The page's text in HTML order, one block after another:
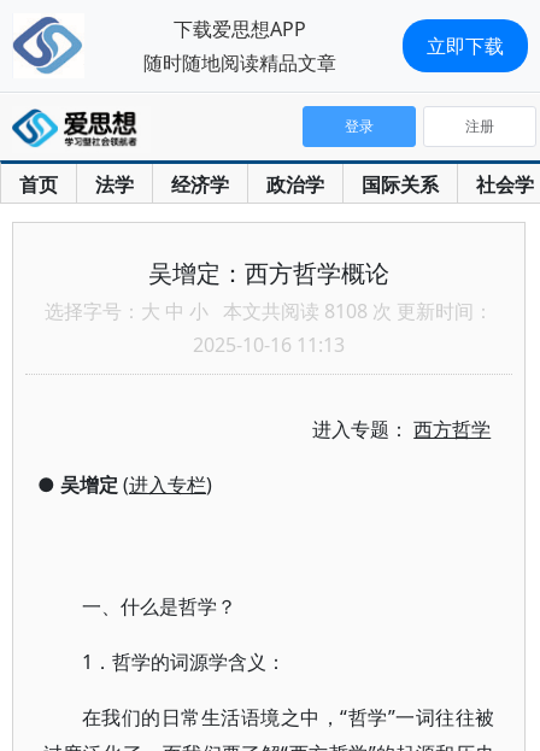
首页 法学 经济学 政治学 国际关系 社会学
登录 注册
吴增定：西方哲学概论
选择字号： 大 中 小 本文共阅读 8108 次 更新时间：
2025-10-16 11:13
进入专题：西方哲学
● 吴增定 (进入专栏)
一、什么是哲学？
1．哲学的词源学含义：
在我们的日常生活语境之中，“哲学”一词往往被
下载爱思想APP
随时随地阅读精品文章
立即下载